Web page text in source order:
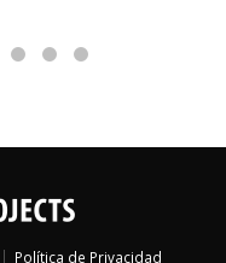
Política de Privacidad